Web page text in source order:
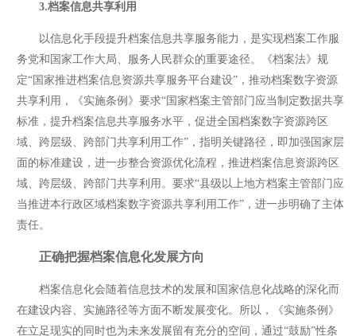
3.档案信息共享利用
以信息化手段提升档案信息共享服务能力，是实现档案工作服
务党和国家工作大局、服务人民群众的重要途径。《档案法》规
定“国家推进档案信息资源共享服务平台建设”，推动档案数字资源
共享利用，《实施条例》要求“国家档案主管部门应当制定数据共享
标准，提升档案信息共享服务水平，促进全国档案数字资源跨区
域、跨层级、跨部门共享利用工作”，指明关键路径，即加强国家层
面的标准建设，进一步整合资源优化流程，推进档案信息资源跨区
域、跨层级、跨部门共享利用。要求“县级以上地方档案主管部门应
当推进本行政区域档案数字资源共享利用工作”，进一步明确了主体
责任。
正确把握档案信息化发展方向
档案信息化会随着信息技术的发展和国家信息化战略的深化而
在建设内容、实施路径等方面不断发展变化。所以，《实施条例》
在立足现实的同时也为未来发展留有充分的空间，通过“鼓励”性条